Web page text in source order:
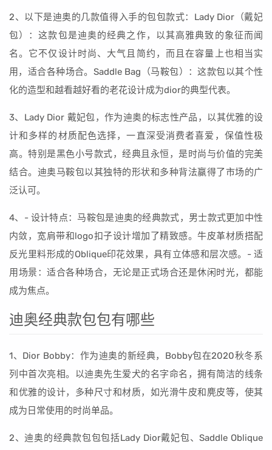
2、以下是迪奥的几款值得入手的包包款式：Lady Dior（戴妃
包）：这款包是迪奥的经典之作，以其高雅典致的象征而闻
名。它不仅设计时尚、大气且简约，而且在容量上也相当实
用，适合各种场合。Saddle Bag（马鞍包）：这款包以其个性
化的造型和越看越好看的老花设计成为dior的典型代表。
3、Lady Dior 戴妃包，作为迪奥的标志性产品，以其优雅的设
计和多样的材质配色选择，一直深受消费者喜爱，保值性极
高。特别是黑色小号款式，经典且永恒，是时尚与价值的完美
结合。迪奥马鞍包以其独特的形状和多种背法赢得了市场的广
泛认可。
4、- 设计特点：马鞍包是迪奥的经典款式，男士款式更加中性
内敛，宽肩带和logo扣子设计增加了精致感。牛皮革材质搭配
反光里料形成的Oblique印花效果，具有立体感和层次感。- 适
用场景：适合各种场合，无论是正式场合还是休闲时光，都能
成为焦点。
迪奥经典款包包有哪些
1、Dior Bobby：作为迪奥的新经典，Bobby包在2020秋冬系
列中首次亮相。以迪奥先生爱犬的名字命名，拥有简洁的线条
和优雅的设计，多种尺寸和材质，如光滑牛皮和麂皮等，使其
成为日常使用的时尚单品。
2、迪奥的经典款包包包括Lady Dior戴妃包、Saddle Oblique